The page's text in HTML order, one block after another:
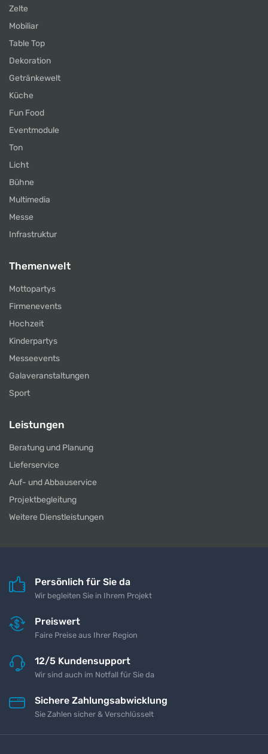
Zelte
Mobiliar
Table Top
Dekoration
Getränkewelt
Küche
Fun Food
Eventmodule
Ton
Licht
Bühne
Multimedia
Messe
Infrastruktur
Themenwelt
Mottopartys
Firmenevents
Hochzeit
Kinderpartys
Messeevents
Galaveranstaltungen
Sport
Leistungen
Beratung und Planung
Lieferservice
Auf- und Abbauservice
Projektbegleitung
Weitere Dienstleistungen
Persönlich für Sie da
Wir begleiten Sie in Ihrem Projekt
Preiswert
Faire Preise aus Ihrer Region
12/5 Kundensupport
Wir sind auch im Notfall für Sie da
Sichere Zahlungsabwicklung
Sie Zahlen sicher & Verschlüsselt